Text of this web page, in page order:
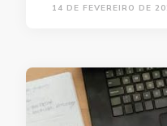
14 DE FEVEREIRO DE